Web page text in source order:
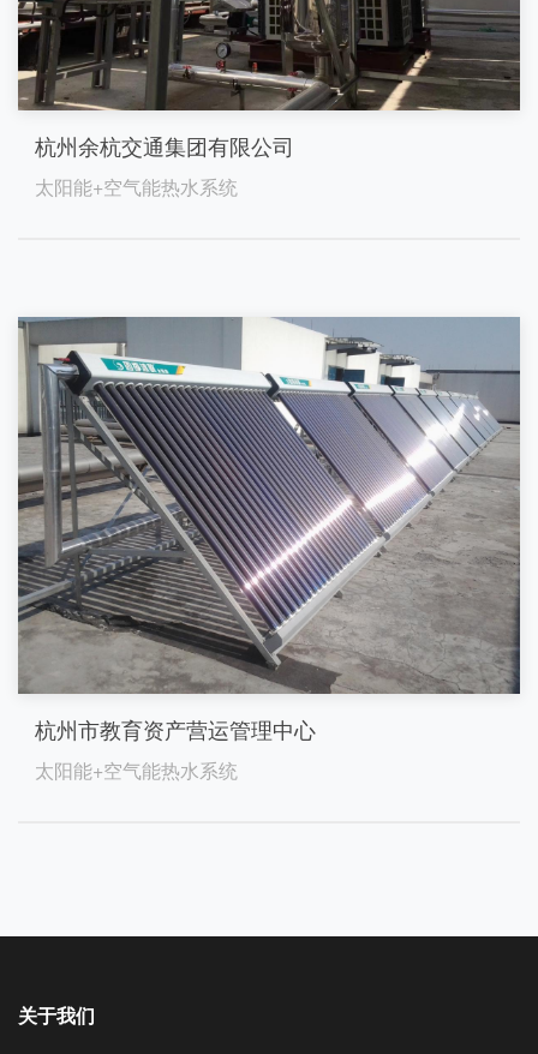
杭州余杭交通集团有限公司
太阳能+空气能热水系统
杭州市教育资产营运管理中心
太阳能+空气能热水系统
关于我们